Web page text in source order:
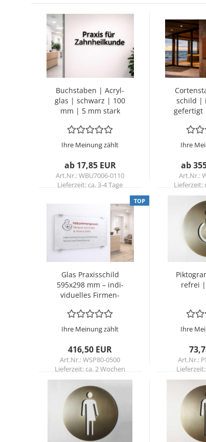
Buch­sta­ben | Acryl­
glas | schwarz | 100
mm | 5 mm stark
Ihre Meinung zählt
ab 17,85 EUR
Art.Nr.: WBU7006-0110
Lieferzeit:ca. 3-4 Tage
schild |
Ihre
ab
Art.Nr.:
Lieferzeit:
TOP
Glas Pra­xis­schild
595x298 mm – in­di­
vi­du­el­les Fir­men­
druck
Ihre Meinung zählt
416,50 EUR
Art.Nr.: WSP80-0500
Lieferzeit:ca. 2 Wochen
re­frei
Ihre
Art.Nr.:
Lieferzeit: